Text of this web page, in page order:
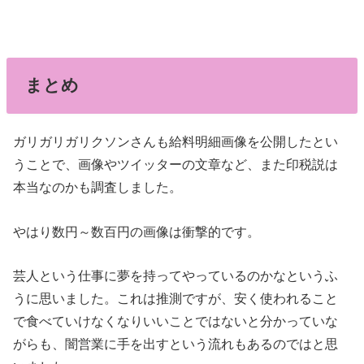
まとめ
ガリガリガリクソンさんも給料明細画像を公開したとい
うことで、画像やツイッターの文章など、また印税説は
本当なのかも調査しました。
やはり数円～数百円の画像は衝撃的です。
芸人という仕事に夢を持ってやっているのかなというふ
うに思いました。これは推測ですが、安く使われること
で食べていけなくなりいいことではないと分かっていな
がらも、闇営業に手を出すという流れもあるのではと思